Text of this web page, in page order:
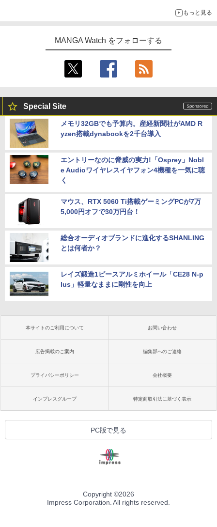
もっと見る
MANGA Watch をフォローする
Special Site
メモリ32GBでも予算内。産経新聞社がAMD R
yzen搭載dynabookを2千台導入
エントリーなのに脅威の実力!「Osprey」Nobl
e Audioワイヤレスイヤフォン4機種を一気に聴
く
マウス、RTX 5060 Ti搭載ゲーミングPCが7万
5,000円オフで30万円台！
総合オーディオブランドに進化するSHANLING
とは何者か？
レイズ鍛造1ピースアルミホイール「CE28 N-p
lus」軽量なままに剛性を向上
本サイトのご利用について お問い合わせ
広告掲載のご案内 編集部へのご連絡
プライバシーポリシー 会社概要
インプレスグループ 特定商取引法に基づく表示
PC版で見る
Copyright ©2026
Impress Corporation. All rights reserved.